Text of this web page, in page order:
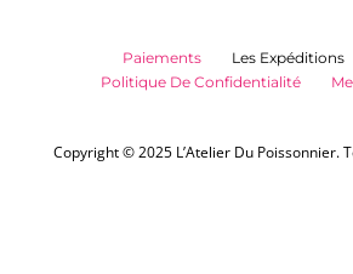
Copyright © 2025 L’Atelier Du Poissonnier.
Paiements Les Expéditions
Politique De Confidentialité